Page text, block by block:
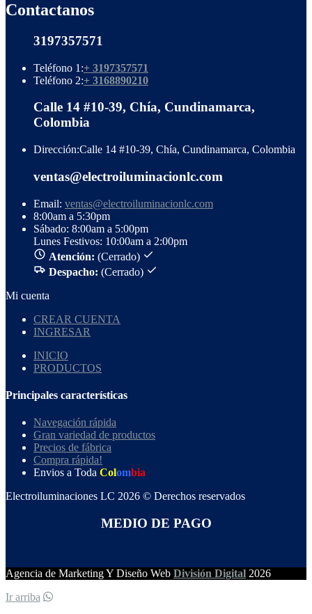
Contactanos
3197357571
Teléfono 1:+ 3197357571
Teléfono 2:+ 3168890210
Calle 14 #10-39, Chía, Cundinamarca,
Colombia
Dirección:Calle 14 #10-39, Chía, Cundinamarca, Colombia
ventas@electroiluminacionlc.com
Email: ventas@electroiluminacionlc.com
8:00am a 5:30pm
Sábado: 8:00am a 5:00pm
Lunes Festivos: 10:00am a 2:00pm
Atención: (Cerrado)
Despacho: (Cerrado)
Mi cuenta
CREAR CUENTA
INGRESAR
INICIO
PRODUCTOS
Principales características
Navegación rápida
Gran variedad de productos
Precios de fábrica
Compra rápida!
Envios a Toda Colombia
Electroiluminaciones LC 2026 © Derechos reservados
MEDIO DE PAGO
Agencia de Marketing Y Diseño Web División Digital 2026
Ir arriba